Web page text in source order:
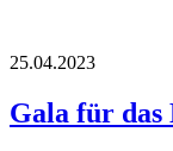
25.04.2023
Gala für das